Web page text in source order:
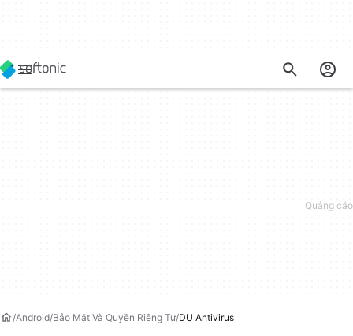
Android Bảo Mật Và Quyền Riêng Tư DU Antivirus